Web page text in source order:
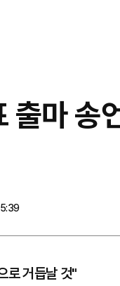
출마 송
로 거듭날 것"